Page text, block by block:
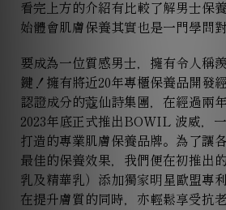
看完上方的介紹有比較了解男士保
始體會肌膚保養其實也是一門學問
要成為一位質感男士，擁有令人稱
鍵！擁有將近20年專櫃保養品開發
認證成分的蔻仙詩集團，在經過兩
2023年底正式推出BOWIL 波威，
打造的專業肌膚保養品牌。為了讓
最佳的保養效果，我們便在初推出
乳及精華乳）添加獨家明星歐盟專
在提升膚質的同時，亦輕鬆享受抗老